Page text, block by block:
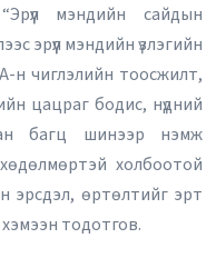
мэндийн сайдын
эрүүл мэндийн үзлэгийн
н чиглэлийн тоосжилт,
цацраг бодис, нүдний
багц шинээр нэмж
холбоотой
эрсдэл, өртөлтийг эрт
тодотгов.